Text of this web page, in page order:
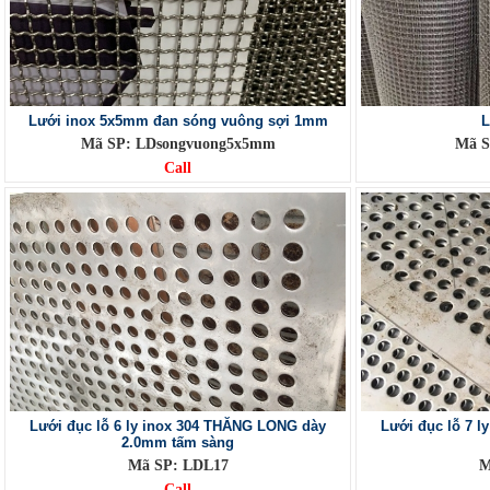
Lưới inox 5x5mm đan sóng vuông sợi 1mm
Mã SP: LDsongvuong5x5mm
Call
Mã
Lưới đục lỗ 6 ly inox 304 THĂNG LONG dày
2.0mm tấm sàng
Mã SP: LDL17
Lưới đục lỗ 7 ly